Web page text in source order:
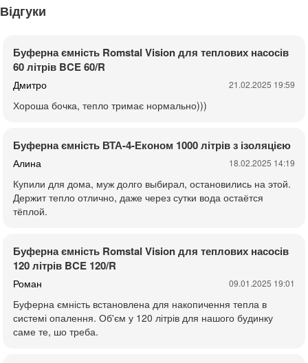
Відгуки
Буферна ємність Romstal Vision для теплових насосів
60 літрів BCE 60/R
Дмитро 21.02.2025 19:59
Хороша бочка, тепло тримає нормально)))
Буферна ємність ВТА-4-Економ 1000 літрів з ізоляцією
Алина 18.02.2025 14:19
Купили для дома, муж долго выбирал, остановились на этой.
Держит тепло отлично, даже через сутки вода остаётся
тёплой.
Буферна ємність Romstal Vision для теплових насосів
120 літрів BCE 120/R
Роман 09.01.2025 19:01
Буферна ємність встановлена для накопичення тепла в
системі опалення. Об'єм у 120 літрів для нашого будинку
саме те, шо треба.